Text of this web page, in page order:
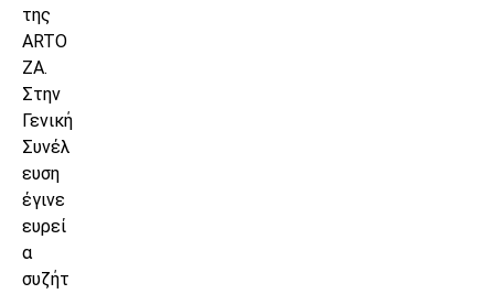
της
ARTO
ZA.
Στην
Γενική
Συνέλ
ευση
έγινε
ευρεί
α
συζήτ